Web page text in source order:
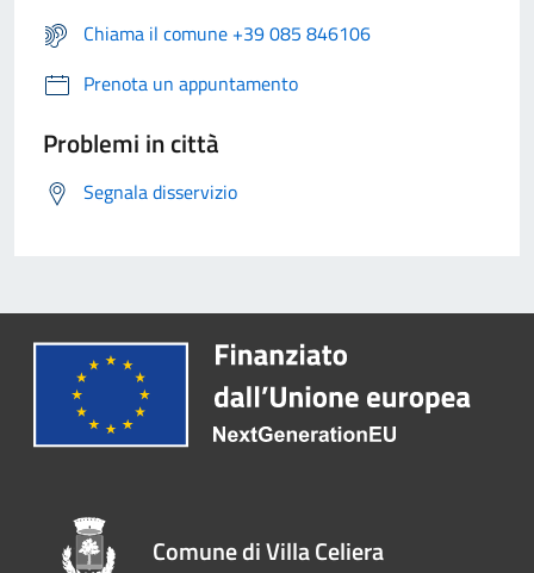
Chiama il comune +39 085 846106
Prenota un appuntamento
Problemi in città
Segnala disservizio
Comune di Villa Celiera